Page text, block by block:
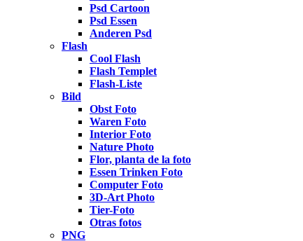
Psd Cartoon
Psd Essen
Anderen Psd
Flash
Cool Flash
Flash Templet
Flash-Liste
Bild
Obst Foto
Waren Foto
Interior Foto
Nature Photo
Flor, planta de la foto
Essen Trinken Foto
Computer Foto
3D-Art Photo
Tier-Foto
Otras fotos
PNG